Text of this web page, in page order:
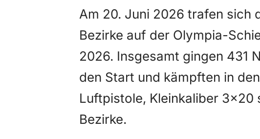
Am 20. Juni 2026 trafen sich
Bezirke auf der Olympia-
2026. Insgesamt gingen 431
den Start und kämpften in
Luftpistole, Kleinkaliber 3x20
Bezirke.